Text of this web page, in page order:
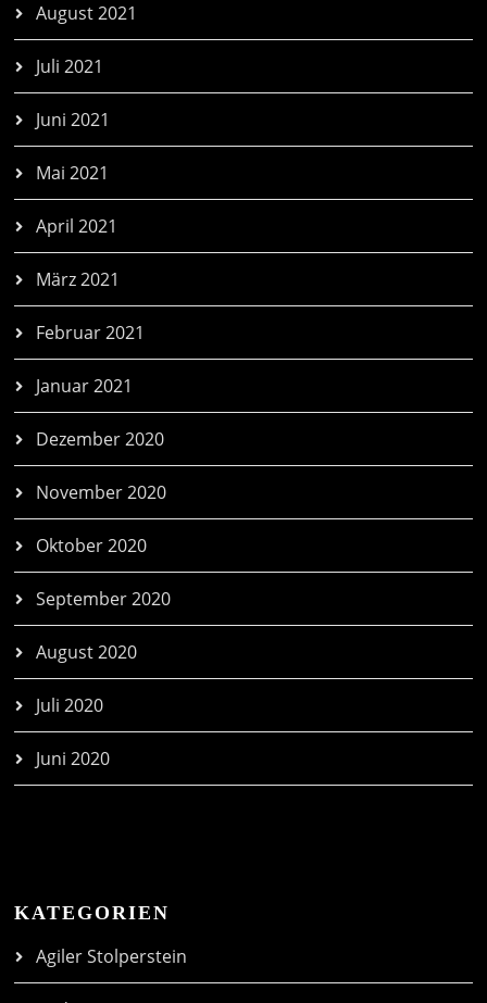
August 2021
Juli 2021
Juni 2021
Mai 2021
April 2021
März 2021
Februar 2021
Januar 2021
Dezember 2020
November 2020
Oktober 2020
September 2020
August 2020
Juli 2020
Juni 2020
KATEGORIEN
Agiler Stolperstein